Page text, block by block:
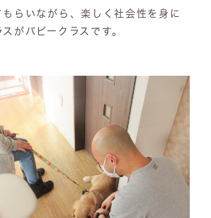
らいながら、楽しく社会性を身に
がパピークラスです。